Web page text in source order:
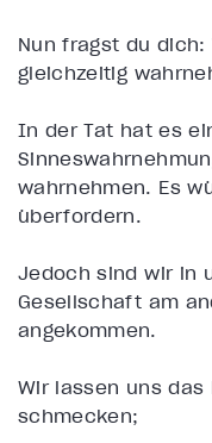
Nun fragst du
gleichzeitig
In der Tat hat es
wahrnehmen. Es
überfordern.
Jedoch sind wir in
Gesellschaft am
angekommen.
Wir lassen uns
schmecken;